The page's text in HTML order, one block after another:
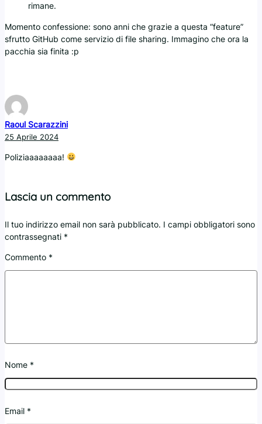
rimane.
Momento confessione: sono anni che grazie a questa “feature”
sfrutto GitHub come servizio di file sharing. Immagino che ora la
pacchia sia finita :p
Raoul Scarazzini
25 Aprile 2024
Poliziaaaaaaaa!
Lascia un commento
Il tuo indirizzo email non sarà pubblicato. I campi obbligatori sono
contrassegnati *
Commento *
Nome *
Email *